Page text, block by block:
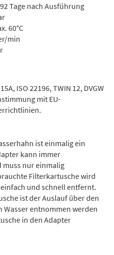
Tage nach Ausführung
60°C
min
ISO 22196, TWIN 12, DVGW
mit EU-
ist einmalig ein
kann immer
nur einmalig
Filterkartusche wird
und schnell entfernt.
ist der Auslauf über den
Wasser entnommen werden
in den Adapter